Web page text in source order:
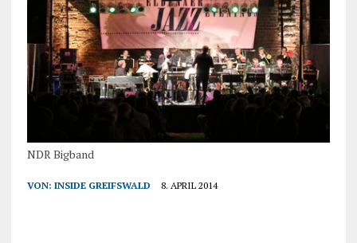
NDR Bigband
VON: INSIDE GREIFSWALD 8. APRIL 2014